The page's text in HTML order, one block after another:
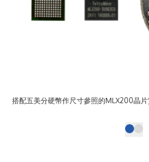
搭配五美分硬幣作尺寸參照的MLX200晶片